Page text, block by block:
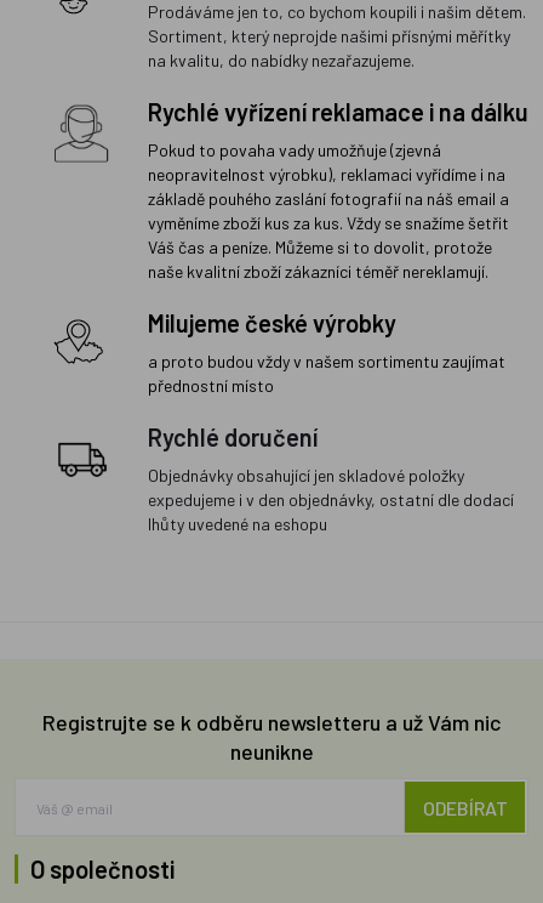
Prodáváme jen to, co bychom koupili i našim dětem.
Sortiment, který neprojde našimi přísnými měřítky
na kvalitu, do nabídky nezařazujeme.
Rychlé vyřízení reklamace i na dálku
Pokud to povaha vady umožňuje (zjevná
neopravitelnost výrobku), reklamaci vyřídíme i na
základě pouhého zaslání fotografií na náš email a
vyměníme zboží kus za kus. Vždy se snažíme šetřit
Váš čas a peníze. Můžeme si to dovolit, protože
naše kvalitní zboží zákazníci téměř nereklamují.
Milujeme české výrobky
a proto budou vždy v našem sortimentu zaujímat
přednostní místo
Rychlé doručení
Objednávky obsahující jen skladové položky
expedujeme i v den objednávky, ostatní dle dodací
lhůty uvedené na eshopu
Registrujte se k odběru newsletteru a už Vám nic
neunikne
ODEBÍRAT
O společnosti